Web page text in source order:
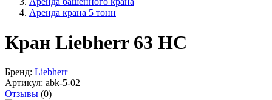
Аренда крана 5 тонн
Кран Liebherr 63 HC
Бренд: Liebherr
Артикул: abk-5-02
Отзывы (0)